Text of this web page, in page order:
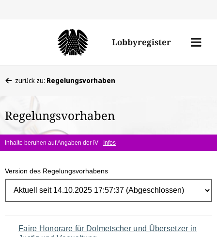
Lobbyregister
Menü
befinden
hier:
zurück zu: Regelungsvorhaben
Regelungsvorhaben
Inhalte beruhen auf Angaben der IV - Infos
Version des Regelungsvorhabens
Navigation
Faire Honorare für Dolmetscher und Übersetzer in